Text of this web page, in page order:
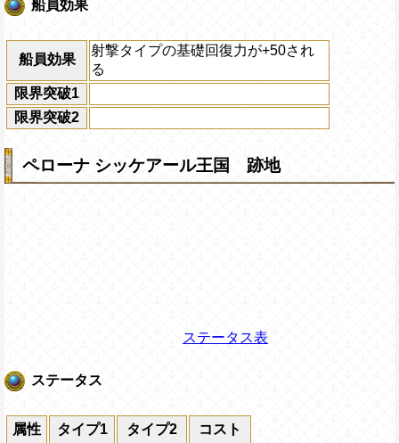
船員効果
船員効果
射撃タイプの基礎回復力が+50され
る
限界突破1
限界突破2
ペローナ シッケアール王国 跡地
ステータス表
ステータス
属性 タイプ1 タイプ2 コスト